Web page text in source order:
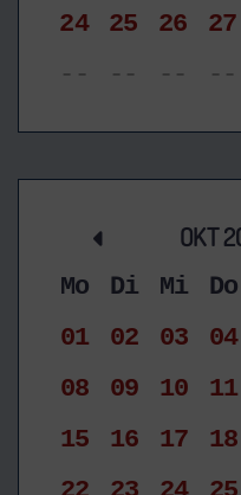
24
25 26 27
--
-- -- --
OKT
Mo Di Mi Do
01
02 03 04
08
09 10 11
15
16 17 18